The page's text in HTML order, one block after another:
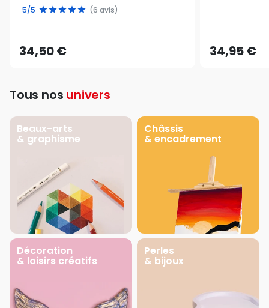
5/5 (6 avis)
34,50 € 34,95 €
Tous nos univers
Beaux-arts
& graphisme
Châssis
& encadrement
Décoration
& loisirs créatifs
Perles
& bijoux